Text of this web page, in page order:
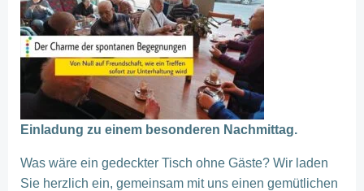
Einladung zu einem besonderen Nachmittag.
Was wäre ein gedeckter Tisch ohne Gäste? Wir laden
Sie herzlich ein, gemeinsam mit uns einen gemütlichen